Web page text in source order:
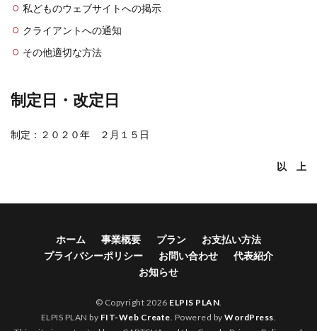
私どものウェブサイトへの掲示
クライアントへの通知
その他適切な方法
制定日・改定日
制定：２０２０年 ２月１５日
以 上
ホーム 事業概要 プラン
お支払い方法
プライバシーポリシー
お問い合わせ
代表紹介
お知らせ
© Copyright 2026 ELPIS PLAN.
ELPIS PLAN by FIT-Web Create. Powered byWordPress.